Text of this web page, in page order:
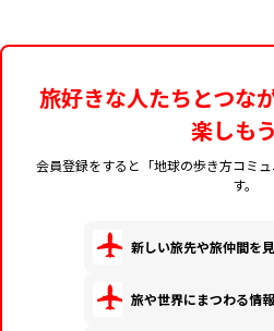
旅好きな人たちとつな
楽しも
会員登録をすると「地球の歩き方コミ
す。
新しい旅先や旅仲間を
旅や世界にまつわる情